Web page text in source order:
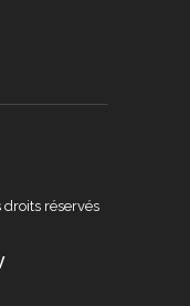
droits réservés